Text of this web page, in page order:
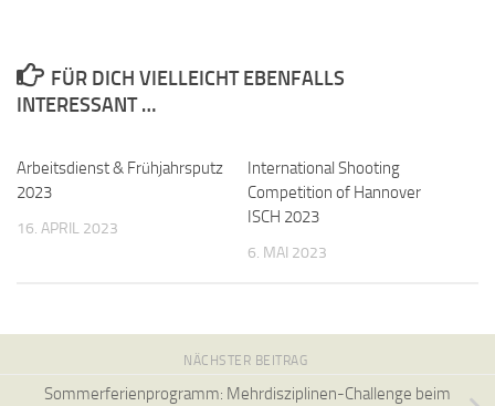
FÜR DICH VIELLEICHT EBENFALLS
INTERESSANT …
Arbeitsdienst & Frühjahrsputz
2023
16. APRIL 2023
International Shooting
Competition of Hannover
ISCH 2023
6. MAI 2023
NÄCHSTER BEITRAG
Sommerferienprogramm: Mehrdisziplinen-Challenge beim